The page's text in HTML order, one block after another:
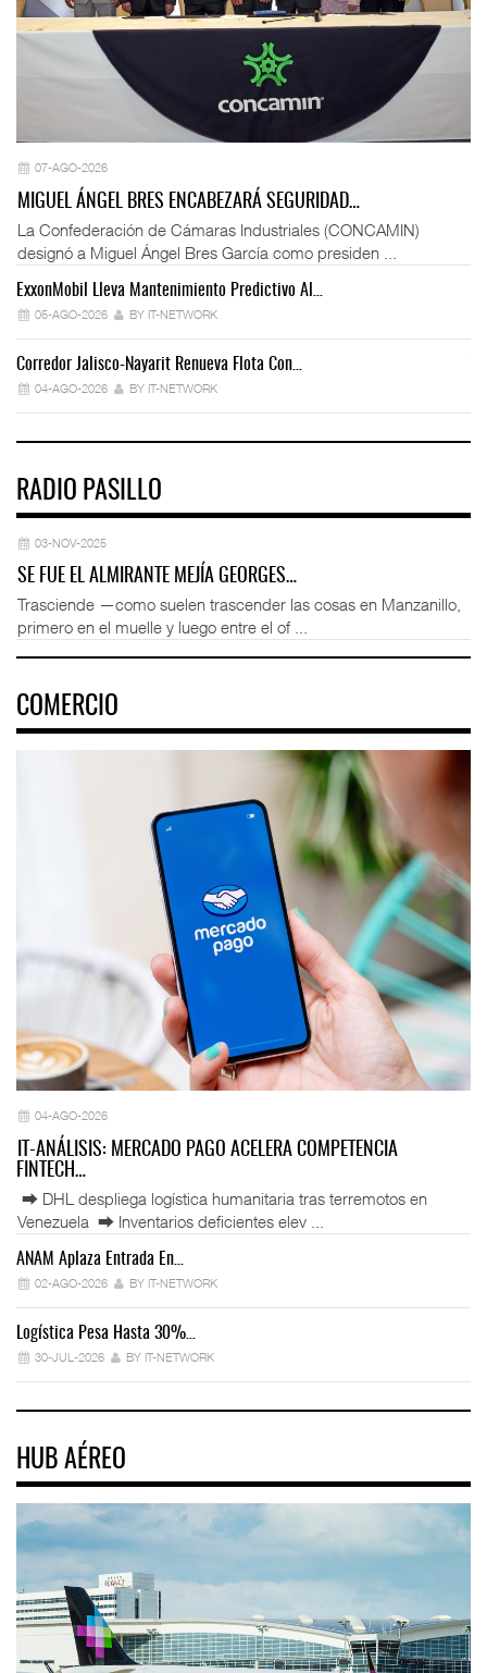
07-AGO-2026
MIGUEL ÁNGEL BRES ENCABEZARÁ SEGURIDAD…
La Confederación de Cámaras Industriales (CONCAMIN)
designó a Miguel Ángel Bres García como presiden ...
ExxonMobil Lleva Mantenimiento Predictivo Al…
05-AGO-2026 BY IT-NETWORK
Corredor Jalisco-Nayarit Renueva Flota Con…
04-AGO-2026 BY IT-NETWORK
RADIO PASILLO
03-NOV-2025
SE FUE EL ALMIRANTE MEJÍA GEORGES…
Trasciende —como suelen trascender las cosas en Manzanillo,
primero en el muelle y luego entre el of ...
COMERCIO
04-AGO-2026
IT-ANÁLISIS: MERCADO PAGO ACELERA COMPETENCIA
FINTECH…
⮕ DHL despliega logística humanitaria tras terremotos en
Venezuela ⮕ Inventarios deficientes elev ...
ANAM Aplaza Entrada En…
02-AGO-2026 BY IT-NETWORK
Logística Pesa Hasta 30%…
30-JUL-2026 BY IT-NETWORK
HUB AÉREO